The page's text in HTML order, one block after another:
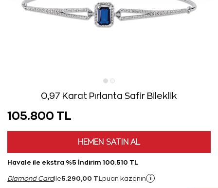
0,97 Karat Pırlanta Safir Bileklik
105.800 TL
HEMEN SATIN AL
Havale ile ekstra %5 İndirim 100.510 TL
Diamond Cardile5.290,00 TL puan kazanın i